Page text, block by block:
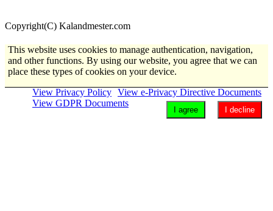
Copyright(C) Kalandmester.com
This website uses cookies to manage authentication, navigation,
and other functions. By using our website, you agree that we can
place these types of cookies on your device.
View Privacy Policy View e-Privacy Directive Documents
View GDPR Documents
I decline
I agree